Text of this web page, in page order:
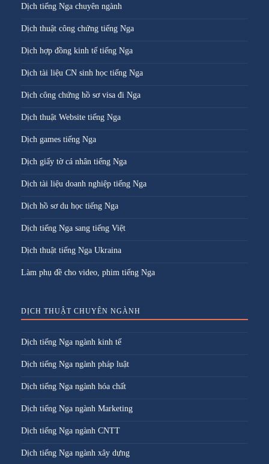
Dịch tiếng Nga chuyên ngành
Dịch thuật công chứng tiếng Nga
Dịch hợp đồng kinh tế tiếng Nga
Dịch tài liệu CN sinh học tiếng Nga
Dịch công chứng hồ sơ visa đi Nga
Dịch thuật Website tiếng Nga
Dịch games tiếng Nga
Dịch giấy tờ cá nhân tiếng Nga
Dịch tài liệu doanh nghiệp tiếng Nga
Dịch hồ sơ du học tiếng Nga
Dịch tiếng Nga sang tiếng Việt
Dịch thuật tiếng Nga Ukraina
Làm phụ đề cho video, phim tiếng Nga
DỊCH THUẬT CHUYÊN NGÀNH
Dịch tiếng Nga ngành kinh tế
Dịch tiếng Nga ngành pháp luật
Dịch tiếng Nga ngành hóa chất
Dịch tiếng Nga ngành Marketing
Dịch tiếng Nga ngành CNTT
Dịch tiếng Nga ngành xây dựng